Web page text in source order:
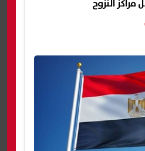
النزوح